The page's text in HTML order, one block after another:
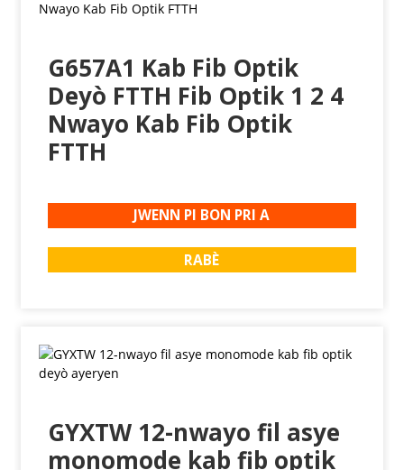
G657A1 Kab Fib Optik
Deyò FTTH Fib Optik 1 2 4
Nwayo Kab Fib Optik
FTTH
JWENN PI BON PRI A
RABÈ
GYXTW 12-nwayo fil asye
monomode kab fib optik